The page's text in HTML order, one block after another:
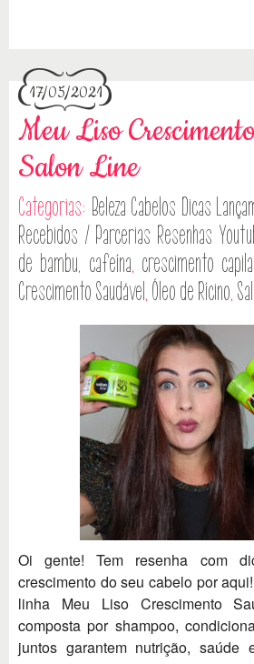
17/05/2021
Meu Liso
Salon Line
Categorias: Beleza Cabelos Dicas
Recebidos / Parcerias Resenhas
de bambu, cafeína, crescimento
Crescimento Saudável, Óleo de Rícino,
Oi gente! Tem resenha com
crescimento do seu cabelo por
linha Meu Liso Crescimento
composta por shampoo,
juntos garantem nutrição, saúde